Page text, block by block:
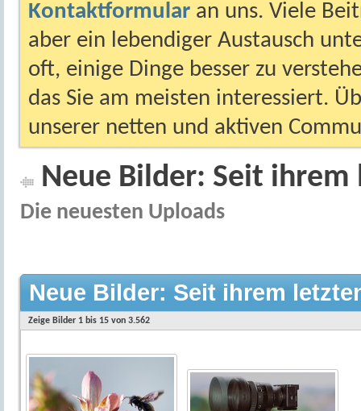
Kontaktformular an uns. Viele
aber ein lebendiger Austausch
oft, einige Dinge besser zu
das Sie am meisten interessiert.
unserer netten und aktiven
Neue Bilder: Seit ihrem
Die neuesten Uploads
Neue Bilder: Seit ihrem
Zeige Bilder 1 bis 15 von 3.562